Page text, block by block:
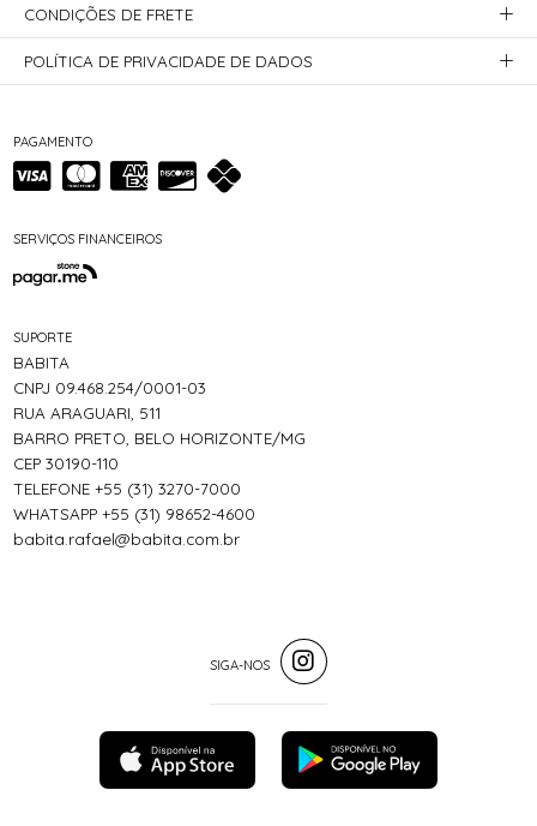
PAGAMENTO
SERVIÇOS FINANCEIROS
SUPORTE
BABITA
CNPJ 09.468.254/0001-03
RUA ARAGUARI, 511
BARRO PRETO, BELO HORIZONTE/MG
CEP 30190-110
TELEFONE +55 (31) 3270-7000
WHATSAPP +55 (31) 98652-4600
babita.rafael@babita.com.br
CONDIÇÕES DE FRETE
POLÍTICA DE PRIVACIDADE DE DADOS